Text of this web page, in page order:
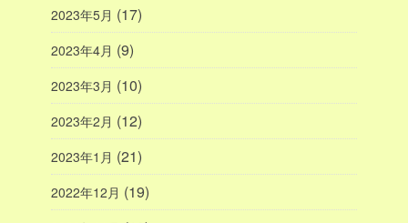
2023年5月 (17)
2023年4月 (9)
2023年3月 (10)
2023年2月 (12)
2023年1月 (21)
2022年12月 (19)